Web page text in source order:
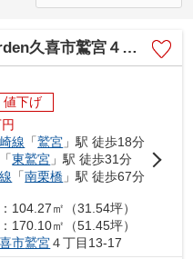
久喜市鷲宮４丁目
値下げ
円
線 「鷲宮 」駅 徒歩18分
「東鷲宮 」駅 徒歩31分
「南栗橋 」駅 徒歩67分
104.27㎡（31.54坪）
170.10㎡（51.45坪）
市鷲宮４丁目13-17